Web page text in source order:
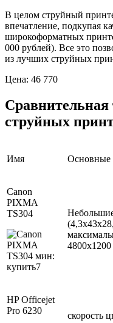
В целом струйный
впечатление, подкупая
широкоформатных
000 рублей). Все это
из лучших струйных
Цена: 46 770
струйных
Имя Основные
Canon
PIXMA
TS304
4800х1200
HP Officejet
Pro 6230
скорость